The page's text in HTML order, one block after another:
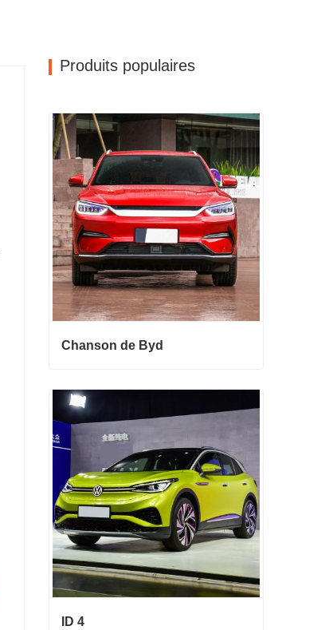
Produits populaires
Chanson de Byd
Chanson de Byd
Contact maintenant
ID 4